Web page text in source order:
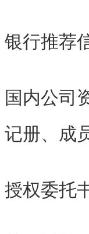
银行推荐
国内公司
记册、成
授权委托